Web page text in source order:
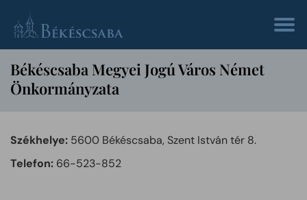
Békéscsaba Megyei Jogú Város Német
Önkormányzata
Székhelye: 5600 Békéscsaba, Szent István tér 8.
Telefon: 66-523-852